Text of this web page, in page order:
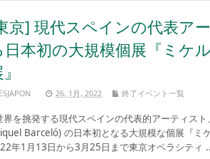
京] 現代スペインの代表ア
日本初の大規模個展『ミケ
26, 1月, 2022 終了イベント一覧
を挑発する現代スペインの代表的アーティスト
Barceló) の日本初となる大規模な個展『ミ
年1月13日から3月25日まで東京オペラシティ